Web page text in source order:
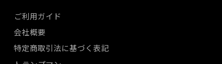
ご利用ガイド
会社概要
特定商取引法に基づく表記